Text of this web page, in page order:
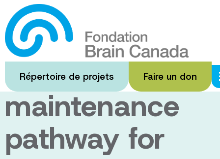
Passer
au
contenu
principal
Répertoire de projets Faire un don
Targeting the
telomere
maintenance
pathway for